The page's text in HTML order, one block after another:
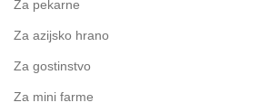
Za pekarne
Za azijsko hrano
Za gostinstvo
Za mini farme